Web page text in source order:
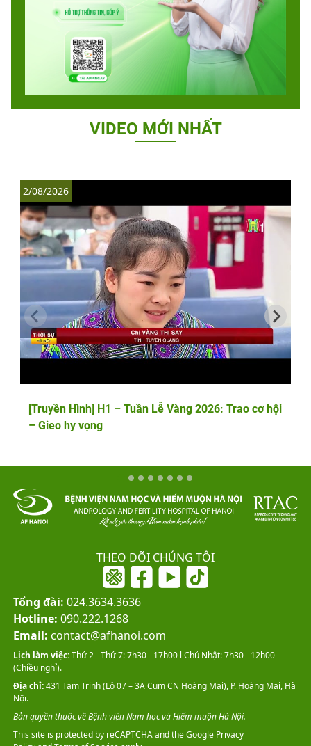
VIDEO MỚI NHẤT
[Truyền Hình] H1 – Tuần Lễ Vàng 2026: Trao cơ hội
– Gieo hy vọng
2/08/2026
THEO DÕI CHÚNG TÔI
Tổng đài: 024.3634.3636
Hotline: 090.222.1268
Email: contact@afhanoi.com
This site is protected by reCAPTCHA and the GooglePrivacy
Lịch làm việc:Thứ 2 - Thứ 7: 7h30 - 17h00 l Chủ Nhật: 7h30 - 12h00
(Chiều nghỉ).
Địa chỉ:431 Tam Trinh (Lô 07 – 3A Cụm CN Hoàng Mai), P. Hoàng Mai, Hà
Nội.
Bản quyền thuộc về Bệnh viện Nam học và Hiếm muộn Hà Nội.